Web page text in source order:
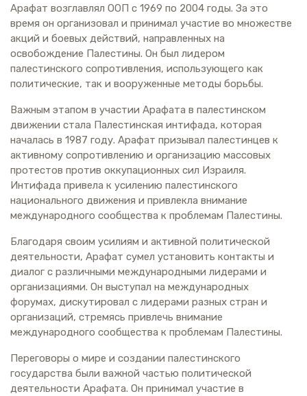
Арафат возглавлял ООП с 1969 по 2004 годы. За это
время он организовал и принимал участие во множестве
акций и боевых действий, направленных на
освобождение Палестины. Он был лидером
палестинского сопротивления, использующего как
политические, так и вооруженные методы борьбы.
Важным этапом в участии Арафата в палестинском
движении стала Палестинская интифада, которая
началась в 1987 году. Арафат призывал палестинцев к
активному сопротивлению и организацию массовых
протестов против оккупационных сил Израиля.
Интифада привела к усилению палестинского
национального движения и привлекла внимание
международного сообщества к проблемам Палестины.
Благодаря своим усилиям и активной политической
деятельности, Арафат сумел установить контакты и
диалог с различными международными лидерами и
организациями. Он выступал на международных
форумах, дискутировал с лидерами разных стран и
организаций, стремясь привлечь внимание
международного сообщества к проблемам Палестины.
Переговоры о мире и создании палестинского
государства были важной частью политической
деятельности Арафата. Он принимал участие в